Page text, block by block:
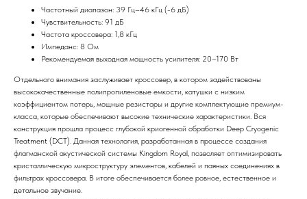
Частотный диапазон: 39 Гц–46 кГц (-6 дБ)
Чувствительность: 91 дБ
Частота кроссовера: 1,8 кГц
Импеданс: 8 Ом
Рекомендуемая выходная мощность усилителя: 20–170 Вт
Отдельного внимания заслуживает кроссовер, в котором задействованы
высококачественные полипропиленовые емкости, катушки с низким
коэффициентом потерь, мощные резисторы и другие комплектующие премиум-
класса, которые обеспечивают высокие технические характеристики. Вся
конструкция прошла процесс глубокой криогенной обработки Deep Cryogenic
Treatment (DCT). Данная технология, разработанная в процессе создания
флагманской акустической системы Kingdom Royal, позволяет оптимизировать
кристаллическую микроструктуру элементов, кабелей и паяных соединениях в
фильтрах кроссовера. В итоге обеспечивается более ровное, естественное и
детальное звучание.